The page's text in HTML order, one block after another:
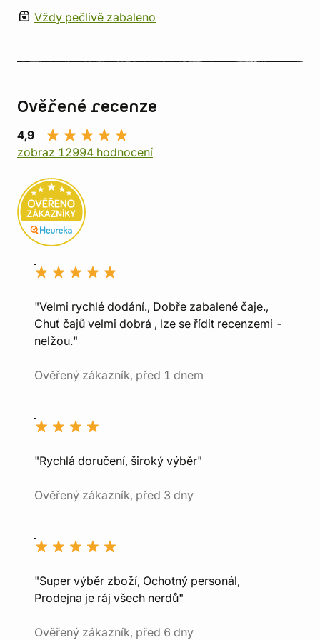
Vždy pečlivě zabaleno
Ověřené recenze
4,9
zobraz 12994 hodnocení
"Velmi rychlé dodání., Dobře zabalené čaje.,
Chuť čajů velmi dobrá , lze se řídit recenzemi -
nelžou."
Ověřený zákazník, před 1 dnem
"Rychlá doručení, široký výběr"
Ověřený zákazník, před 3 dny
"Super výběr zboží, Ochotný personál,
Prodejna je ráj všech nerdů"
Ověřený zákazník, před 6 dny